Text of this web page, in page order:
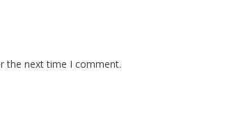
the next time I comment.